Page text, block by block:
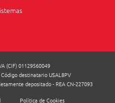
(CIF) 01129560049
destinatario USAL8PV
depositado - REA CN-227093
Política de Cookies